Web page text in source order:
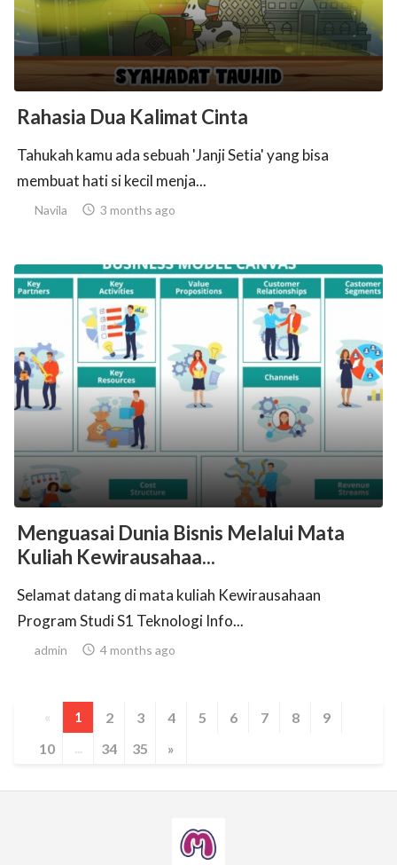
Rahasia Dua Kalimat Cinta
Tahukah kamu ada sebuah 'Janji Setia' yang bisa
membuat hati si kecil menja...
Navila  3 months ago
Menguasai Dunia Bisnis Melalui Mata
Kuliah Kewirausahaa...
Selamat datang di mata kuliah Kewirausahaan
Program Studi S1 Teknologi Info...
admin  4 months ago
« 1 2 3 4 5 6 7 8
9
10
... 34 35 »